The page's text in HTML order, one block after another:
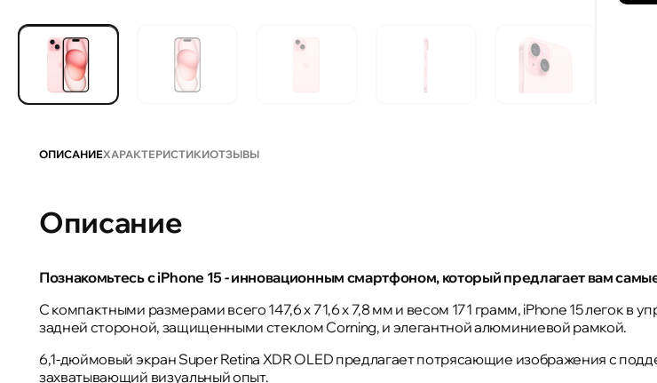
ОПИСАНИЕХАРАКТЕРИСТИКИОТЗЫВЫ
Описание
Познакомьтесь с iPhone 15 - инновационным смартфоном, который предлагает вам
С компактными размерами всего 147,6 x 71,6 x 7,8 мм и весом 171 грамм, iPhone 15 легок в
задней стороной, защищенными стеклом Corning, и элегантной алюминиевой рамкой.
6,1-дюймовый экран Super Retina XDR OLED предлагает потрясающие изображения с
захватывающий визуальный опыт.